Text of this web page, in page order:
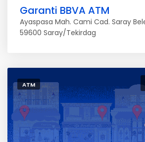
Garanti BBVA ATM
Ayaspasa Mah. Cami Cad. Saray
59600 Saray/Tekirdag
ATM